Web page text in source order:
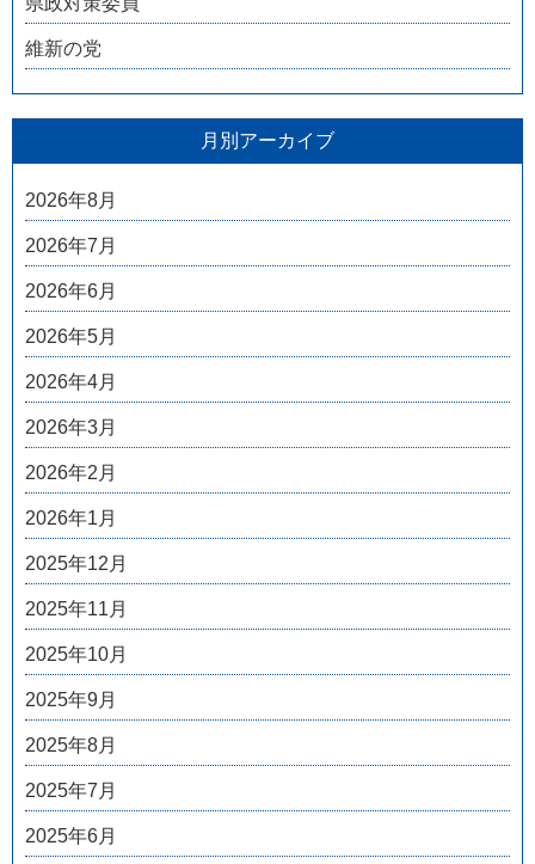
維新の党
月別アーカイブ
2026年8月
2026年7月
2026年6月
2026年5月
2026年4月
2026年3月
2026年2月
2026年1月
2025年12月
2025年11月
2025年10月
2025年9月
2025年8月
2025年7月
2025年6月